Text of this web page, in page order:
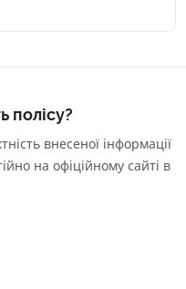
полісу?
внесеної інформації
на офіційному сайті в